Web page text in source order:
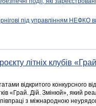
під управлінням НЕФКО
літніх клубів
відкритого конкурсного
«Грай. Дій. Змінюй», який
з міжнародною